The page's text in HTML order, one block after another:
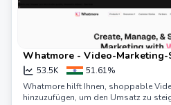
Whatmore - Video-Marketing-
Commerce und Shopify
53.5K 51.61%
Whatmore hilft Ihnen, shoppable
hinzuzufügen, um den Umsatz zu